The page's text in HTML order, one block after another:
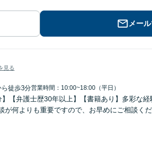
メー
見る
ら徒歩3分営業時間：10:00~18:00（平日）
】【弁護士歴30年以上】【書籍あり】多彩な
が何よりも重要ですので、お早めにご相談く